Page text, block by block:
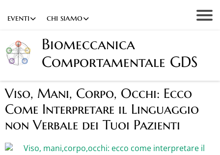
eventi chi siamo
Biomeccanica
Comportamentale GDS
Viso, Mani, Corpo, Occhi: Ecco
Come Interpretare il Linguaggio
non Verbale dei Tuoi Pazienti